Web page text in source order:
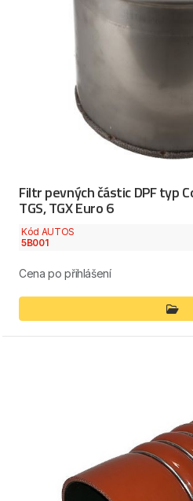
Filtr pevných částic DPF typ
TGS, TGX Euro 6
Kód AUTOS
5B001
Cena po přihlášení